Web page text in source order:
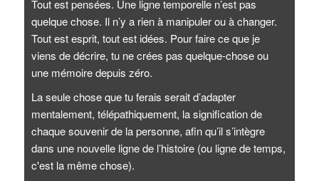
Tout est pensées. Une ligne temporelle n’est pas
quelque chose. Il n’y a rien à manipuler ou à changer.
Tout est esprit, tout est idées. Pour faire ce que je
viens de décrire, tu ne crées pas quelque-chose ou
une mémoire depuis zéro.
La seule chose que tu ferais serait d’adapter
mentalement, télépathiquement, la signification de
chaque souvenir de la personne, afin qu’il s’intègre
dans une nouvelle ligne de l’histoire (ou ligne de temps,
c'est la même chose).